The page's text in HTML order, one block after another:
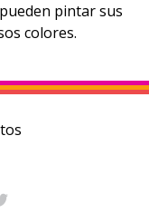
pintar sus
colores.